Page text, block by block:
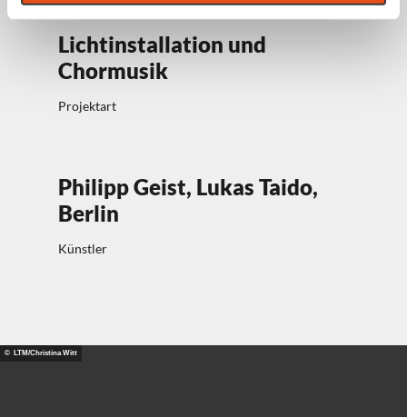
Lichtinstallation und
Chormusik
Projektart
Philipp Geist, Lukas Taido,
Berlin
Künstler
© LTM/Christina Witt